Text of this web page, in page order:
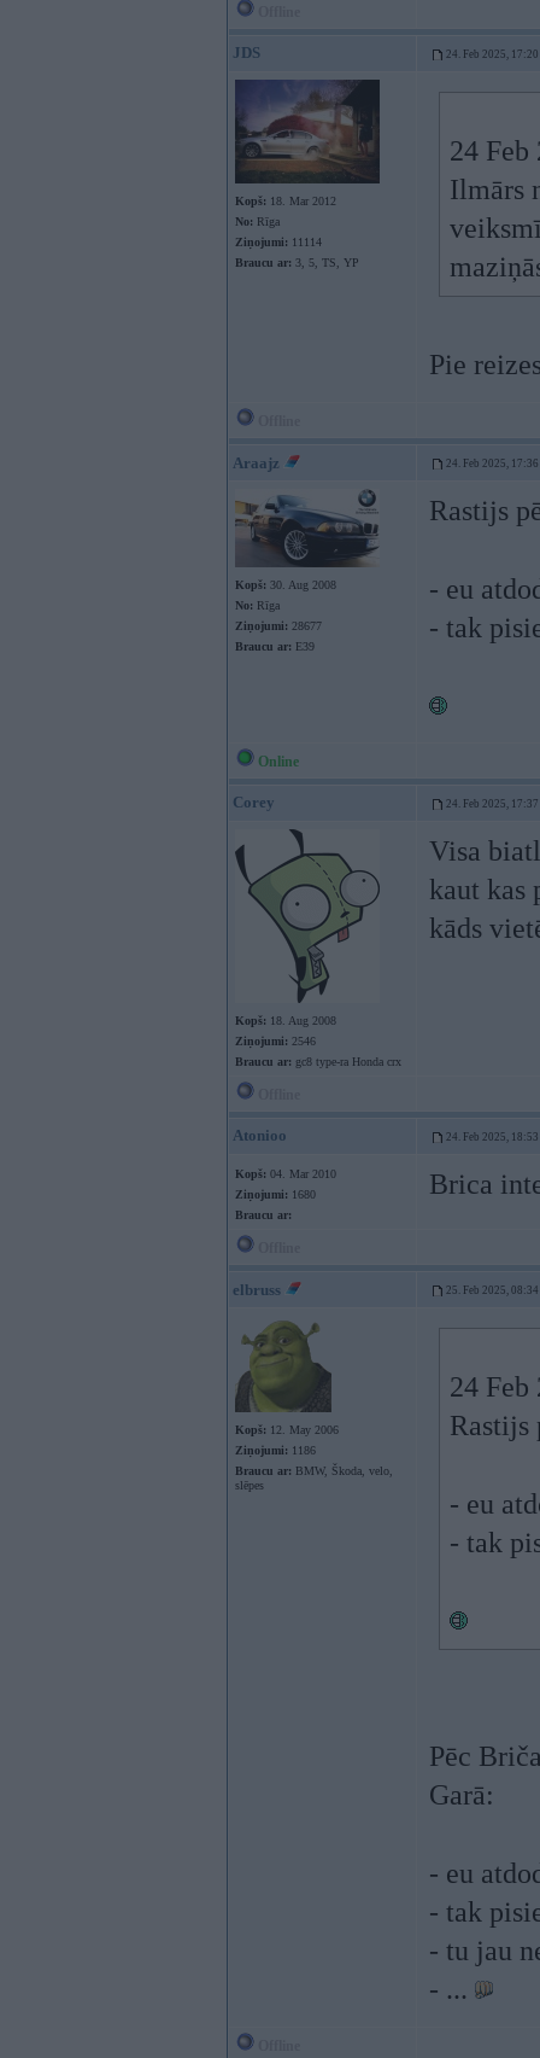
JDS 24. Feb 2025, 17:20
Kopš: 18. Mar 2012
No: Rīga
Ziņojumi: 11114
Braucu ar: 3, 5, TS, YP
24
Ilmārs
Pie
Araajz 24. Feb 2025, 17:36
Kopš: 30. Aug 2008
No: Rīga
Ziņojumi: 28677
Braucu ar: E39
Rastijs
- eu
- tak
Online
Corey 24. Feb 2025, 17:37
Kopš: 18. Aug 2008
Ziņojumi: 2546
Braucu ar: gc8 type-ra Honda crx
Visa
kaut kas
kāds
Atonioo 24. Feb 2025, 18:53
Kopš: 04. Mar 2010
Ziņojumi: 1680
Braucu ar:
Brica
elbruss 25. Feb 2025, 08:34
Kopš: 12. May 2006
Ziņojumi: 1186
Braucu ar: BMW, Škoda, velo,
slēpes
24
Rastijs
- eu
- tak
Pēc
Garā:
- eu
- tak
- tu jau
- ...